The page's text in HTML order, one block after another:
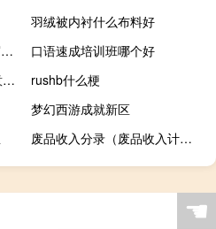
羽绒被内衬什么布料好
追风筝的人简介100字怎么写（追风筝的人简介100字）
口语速成培训班哪个好
福头表示什么（肺tb是什么意思）
rushb什么梗
梦幻西游成就新区
废品收入分录（废品收入计入什么科目）
☚